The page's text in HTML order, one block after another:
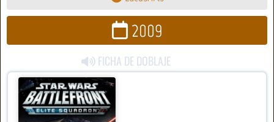
2009
FICHA DE DOBLAJE